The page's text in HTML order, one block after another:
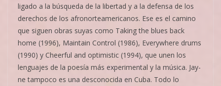
ligado a la búsqueda de la libertad y a la defensa de los
derechos de los afronorteamericanos. Ese es el camino
que siguen obras suyas como Taking the blues back
home (1996), Maintain Control (1986), Everywhere drums
(1990) y Cheerful and optimistic (1994), que unen los
lenguajes de la poesía más experimental y la música. Jay­
ne tampoco es una desconocida en Cuba. Todo lo